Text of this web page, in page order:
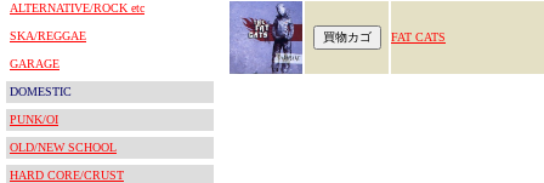
ALTERNATIVE/ROCK etc
SKA/REGGAE
GARAGE
DOMESTIC
PUNK/OI
OLD/NEW SCHOOL
HARD CORE/CRUST
FAT CATS